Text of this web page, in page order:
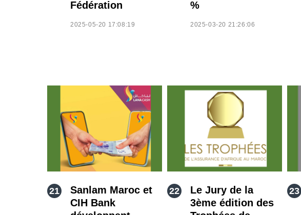
Fédération
2025-05-20 17:08:19
%
2025-03-20 21:26:06
Sanlam Maroc et
CIH Bank
Le Jury de la
3ème édition des